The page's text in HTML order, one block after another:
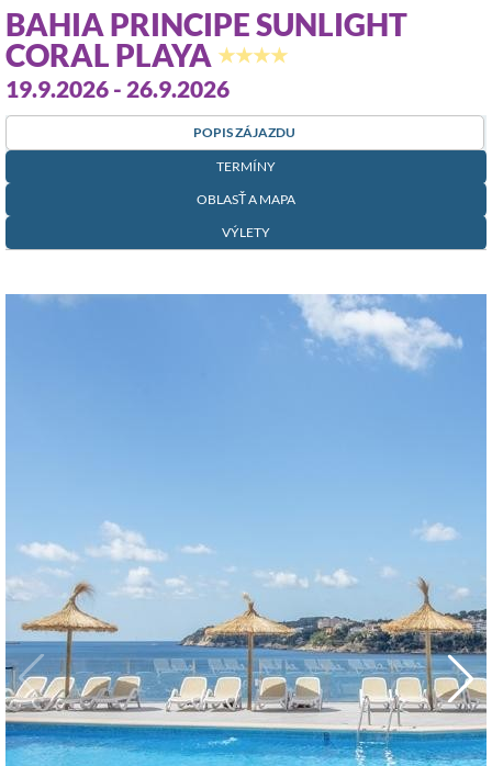
BAHIA PRINCIPE SUNLIGHT
CORAL PLAYA ★★★★
19.9.2026 - 26.9.2026
POPIS ZÁJAZDU
TERMÍNY
OBLASŤ A MAPA
VÝLETY